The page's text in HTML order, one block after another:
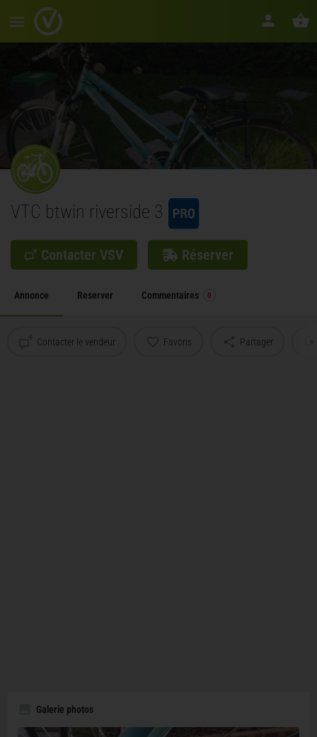
VTC btwin riverside 3
Contacter VSV Réserver
Annonce Reserver Commentaires 0
Contacter le vendeur Favoris Partager
Galerie photos